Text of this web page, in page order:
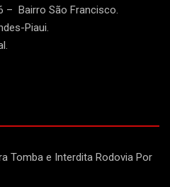
– Bairro São Francisco.
Piaui.
Tomba e Interdita Rodovia Por